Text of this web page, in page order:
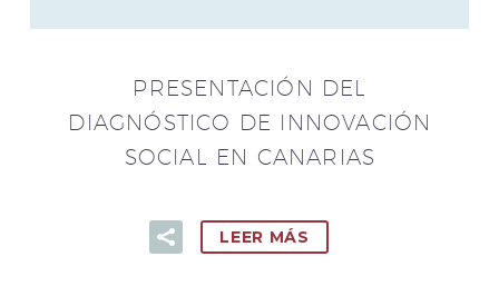
PRESENTACIÓN DEL
DIAGNÓSTICO DE INNOVACIÓN
SOCIAL EN CANARIAS
LEER MÁS